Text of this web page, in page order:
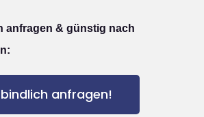
anfragen & günstig nach
anfragen!